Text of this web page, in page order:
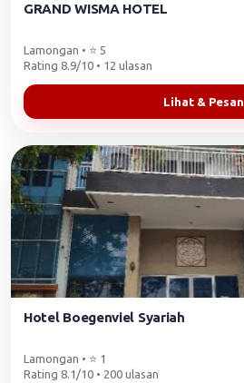
GRAND WISMA HOTEL
Lamongan • ⭐ 5
Rating 8.9/10 • 12 ulasan
Lihat & Pesan
Hotel Boegenviel Syariah
Lamongan • ⭐ 1
Rating 8.1/10 • 200 ulasan